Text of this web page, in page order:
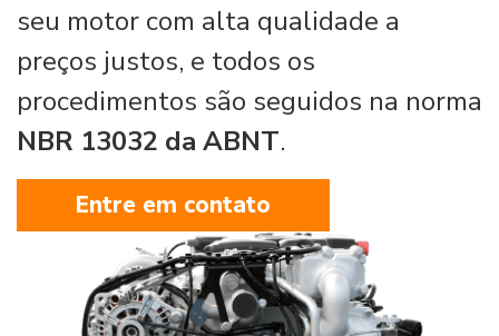
seu motor com alta qualidade a
preços justos, e todos os
procedimentos são seguidos na norma
NBR 13032 da ABNT.
Entre em contato